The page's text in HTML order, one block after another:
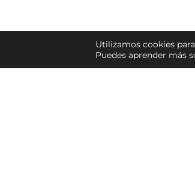
Utilizamos cookies
Puedes aprender más